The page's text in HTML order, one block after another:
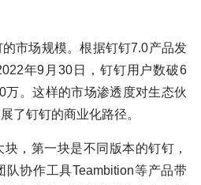
市场规模。根据钉钉7.0产品发
年9月30日，钉钉用户数破6
万。这样的市场渗透度对生态伙
了钉钉的商业化路径。
，第一块是不同版本的钉钉，
队协作工具Teambition等产品带